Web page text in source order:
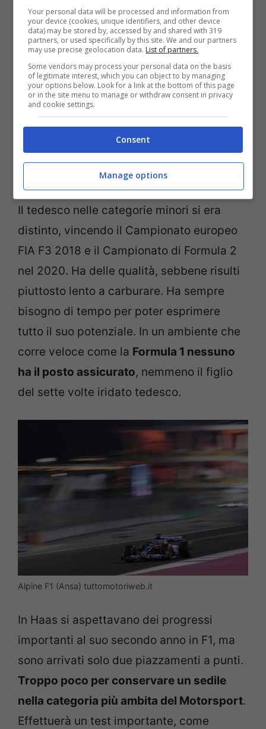
svolgere un lavoro al simulatore che lo
tiene sempre più lontano dalla pista.Dopo
la bella notizia del fidanzamento con una
top model, starebbe vagliando la
possibilità di intraprendere nuove
esperienze nel Motorsport.
La scelta di Mick
Schumacher
Il tedesco nelle categorie minori si era
distinto, vincendo il Campionato europeo
FIA F3 2018 e il Campionato di Formula 2
nel 2020. Ha delle qualità, sebbene risulti
piuttosto lento a carburare. Ha sempre
bisogno di tempo per poter esprimere
tutto il suo potenziale. In un ambiente che
corre veloce come la Formula 1 nessuno
ha il posto assicurato, nemmeno il figlio
del sette volte iridato tedesco.
Alpine F1 (Ansa) tuttomotoriweb.it
In Haas si aspettavano dei progressi
importanti al suo secondo anno in F1, ma
sono arrivati solo due piazzamenti a punti.
Troppo poco per conservare un sedile
nella categoria più ambita del Motorsport.
Effettuerà un test importante, come
Your personal data will be processed and information from
your device (cookies, unique identifiers, and other device
data) may be stored by, accessed by and shared with 319
partners, or used specifically by this site. We and our partners
may use precise geolocation data. List of partners.
Some vendors may process your personal data on the basis
of legitimate interest, which you can object to by managing
your options below. Look for a link at the bottom of this page
or in the site menu to manage or withdraw consent in privacy
and cookie settings.
Consent
Manage options